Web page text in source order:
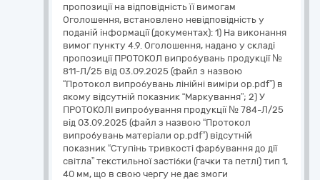
пропозиції на відповідність її вимогам
Оголошення, встановлено невідповідність у
поданій інформації (документах): 1) На виконання
вимог пункту 4.9. Оголошення, надано у складі
пропозиції ПРОТОКОЛ випробувань продукції №
811-Л/25 від 03.09.2025 (файл з назвою
“Протокол випробувань лінійні виміри ор.pdf”) в
якому відсутній показник “Маркування”; 2) У
ПРОТОКОЛІ випробування продукції № 784-Л/25
від 03.09.2025 (файл з назвою “Протокол
випробувань матеріали ор.pdf”) відсутній
показник “Ступінь тривкості фарбування до дії
світла” текстильної застібки (гачки та петлі) тип 1,
40 мм, що в свою чергу не дає змоги